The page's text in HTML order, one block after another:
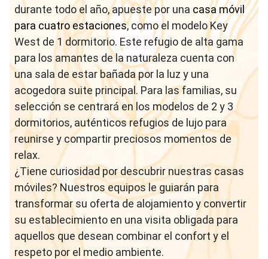
durante todo el año, apueste por una casa móvil
para cuatro estaciones, como el modelo Key
West de 1 dormitorio. Este refugio de alta gama
para los amantes de la naturaleza cuenta con
una sala de estar bañada por la luz y una
acogedora suite principal. Para las familias, su
selección se centrará en los modelos de 2 y 3
dormitorios, auténticos refugios de lujo para
reunirse y compartir preciosos momentos de
relax.
¿Tiene curiosidad por descubrir nuestras casas
móviles? Nuestros equipos le guiarán para
transformar su oferta de alojamiento y convertir
su establecimiento en una visita obligada para
aquellos que desean combinar el confort y el
respeto por el medio ambiente.